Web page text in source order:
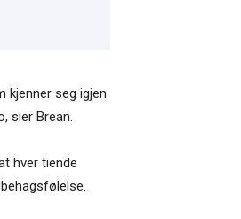
kjenner seg igjen
sier Brean.
hver tiende